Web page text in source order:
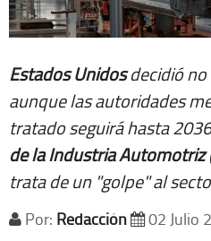
Estados Unidosdecidió
aunque las autoridades
tratado seguirá hasta
de la Industria Automotriz
trata de un "golpe" al
Por: Redacción 02 Julio